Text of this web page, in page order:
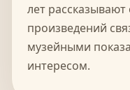
лет рассказывают
произведений
музейными
интересом.